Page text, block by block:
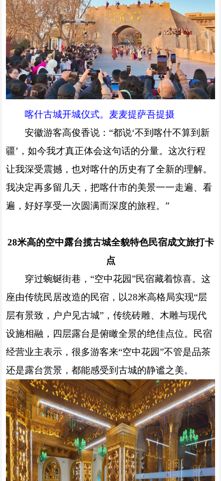
喀什古城开城仪式。麦麦提萨吾提摄
安徽游客高俊香说：“都说‘不到喀什不算到新
疆’，如今我才真正体会这句话的分量。这次行程
让我深受震撼，也对喀什的历史有了全新的理解。
我决定再多留几天，把喀什市的美景一一走遍、看
遍，好好享受一次圆满而深度的旅程。”
28米高的空中露台揽古城全貌特色民宿成文旅打卡
点
穿过蜿蜒街巷，“空中花园”民宿藏着惊喜。这
座由传统民居改造的民宿，以28米高格局实现“层
层有景致，户户见古城”，传统砖雕、木雕与现代
设施相融，四层露台是俯瞰全景的绝佳点位。民宿
经营业主表示，很多游客来“空中花园”不管是品茶
还是露台赏景，都能感受到古城的静谧之美。